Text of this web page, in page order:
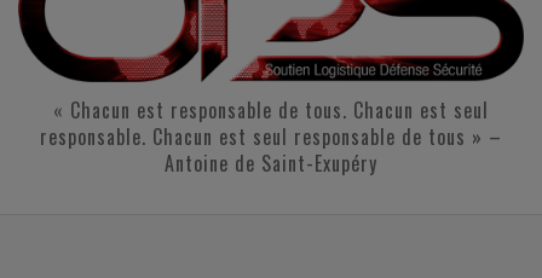
« Chacun est responsable de tous. Chacun est seul
responsable. Chacun est seul responsable de tous » –
Antoine de Saint-Exupéry